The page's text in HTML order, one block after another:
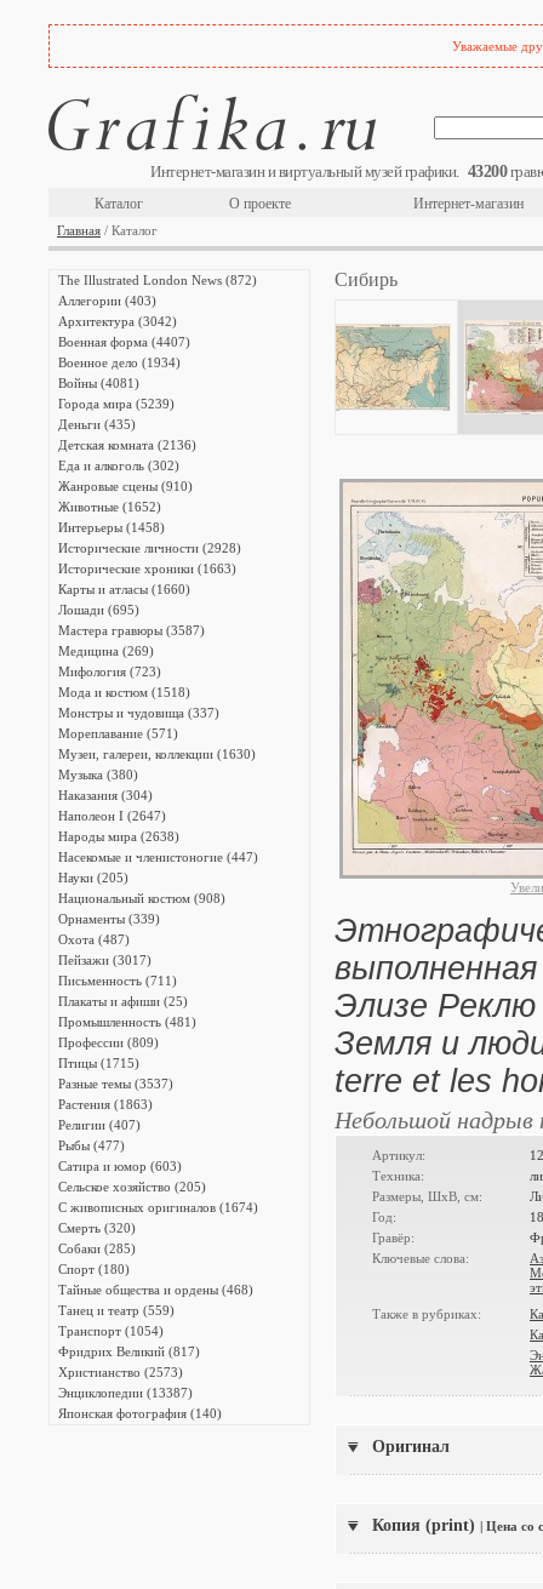
Уважаемые
Интернет-магазин и виртуальный музей графики. 43200
Каталог О проекте Интернет-магазин
Главная / Каталог
The Illustrated London News (872)
Аллегории (403)
Архитектура (3042)
Военная форма (4407)
Военное дело (1934)
Войны (4081)
Города мира (5239)
Деньги (435)
Детская комната (2136)
Еда и алкоголь (302)
Жанровые сцены (910)
Животные (1652)
Интерьеры (1458)
Исторические личности (2928)
Исторические хроники (1663)
Карты и атласы (1660)
Лошади (695)
Мастера гравюры (3587)
Медицина (269)
Мифология (723)
Мода и костюм (1518)
Монстры и чудовища (337)
Мореплавание (571)
Музеи, галереи, коллекции (1630)
Музыка (380)
Наказания (304)
Наполеон I (2647)
Народы мира (2638)
Насекомые и членистоногие (447)
Науки (205)
Национальный костюм (908)
Орнаменты (339)
Охота (487)
Пейзажи (3017)
Письменность (711)
Плакаты и афиши (25)
Промышленность (481)
Профессии (809)
Птицы (1715)
Разные темы (3537)
Растения (1863)
Религии (407)
Рыбы (477)
Сатира и юмор (603)
Сельское хозяйство (205)
С живописных оригиналов (1674)
Смерть (320)
Собаки (285)
Спорт (180)
Тайные общества и ордены (468)
Танец и театр (559)
Транспорт (1054)
Фридрих Великий (817)
Христианство (2573)
Энциклопедии (13387)
Японская фотография (140)
Сибирь
Элизе Реклю
Земля и
terre et les
Небольшой надрыв
Артикул:
Техника:
Размеры, ШxВ, см:
Год:
Гравёр:
Ключевые слова:
Также в рубриках:
Оригинал
Копия (print) | Цена со